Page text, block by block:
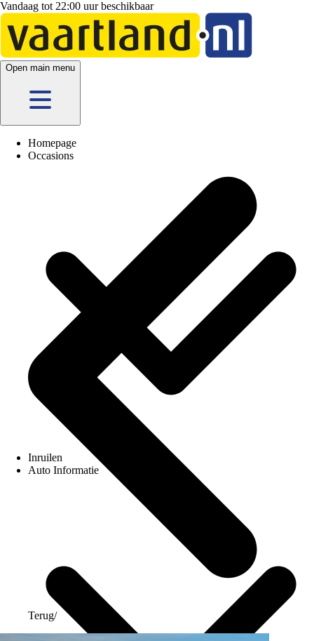
Vandaag tot 22:00 uur beschikbaar
Open main menu
Homepage
Occasions
Inruilen
Auto Informatie
Terug/